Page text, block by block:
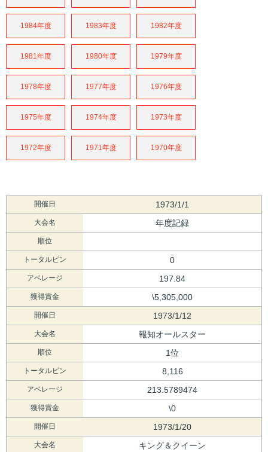
1984年度 1983年度 1982年度
1981年度 1980年度 1979年度
1978年度 1977年度 1976年度
1975年度 1974年度 1973年度
1972年度 1971年度 1970年度
開催日 1973/1/1
大会名 年度記録
順位
トータルピン 0
アベレージ 197.84
獲得賞金 \5,305,000
開催日 1973/1/12
大会名 報知オールスター
順位 1位
トータルピン 8,116
アベレージ 213.5789474
獲得賞金 \0
開催日 1973/1/20
大会名 キング＆クイーン